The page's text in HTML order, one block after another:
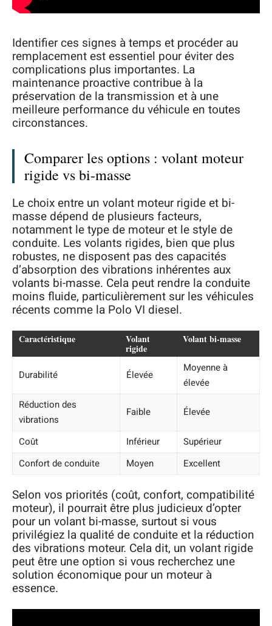
Identifier ces signes à temps et procéder au
remplacement est essentiel pour éviter des
complications plus importantes. La
maintenance proactive contribue à la
préservation de la transmission et à une
meilleure performance du véhicule en toutes
circonstances.
Comparer les options : volant moteur
rigide vs bi-masse
Le choix entre un volant moteur rigide et bi-
masse dépend de plusieurs facteurs,
notamment le type de moteur et le style de
conduite. Les volants rigides, bien que plus
robustes, ne disposent pas des capacités
d’absorption des vibrations inhérentes aux
volants bi-masse. Cela peut rendre la conduite
moins fluide, particulièrement sur les véhicules
récents comme la Polo VI diesel.
Caractéristique Volant
rigide
Volant bi-masse
Durabilité Élevée
Moyenne à
élevée
Réduction des
vibrations
Faible Élevée
Coût Inférieur
Supérieur
Confort de conduite
Moyen Excellent
Selon vos priorités (coût, confort, compatibilité
moteur), il pourrait être plus judicieux d’opter
pour un volant bi-masse, surtout si vous
privilégiez la qualité de conduite et la réduction
des vibrations moteur. Cela dit, un volant rigide
peut être une option si vous recherchez une
solution économique pour un moteur à
essence.